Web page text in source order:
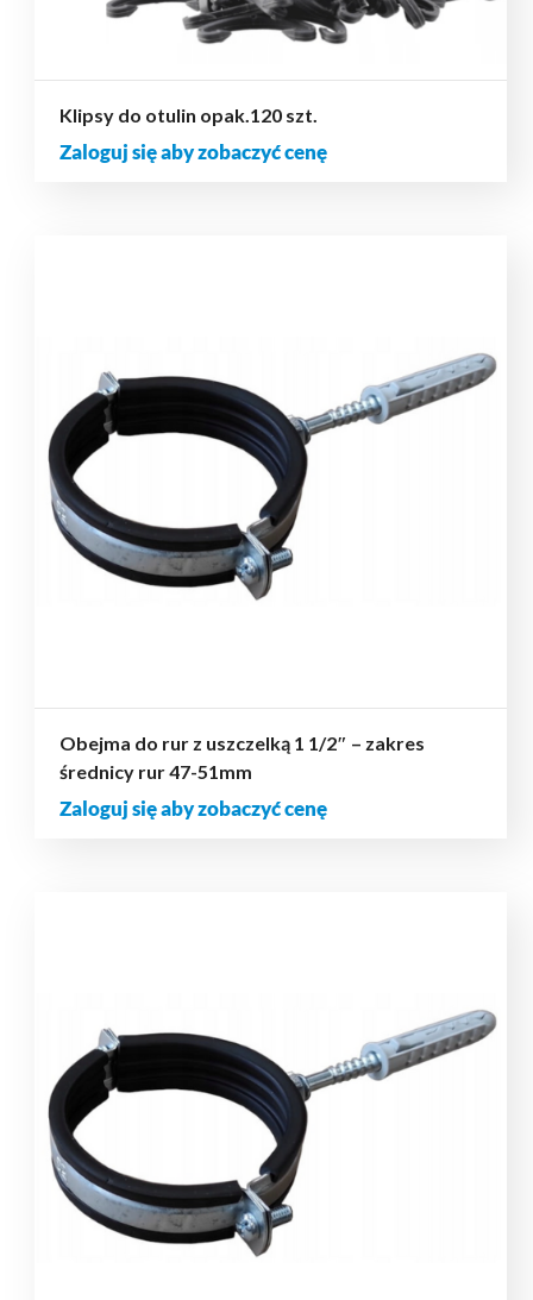
Klipsy do otulin opak.120 szt.
Zaloguj się aby zobaczyć cenę
Obejma do rur z uszczelką 1 1/2″ – zakres
średnicy rur 47-51mm
Zaloguj się aby zobaczyć cenę